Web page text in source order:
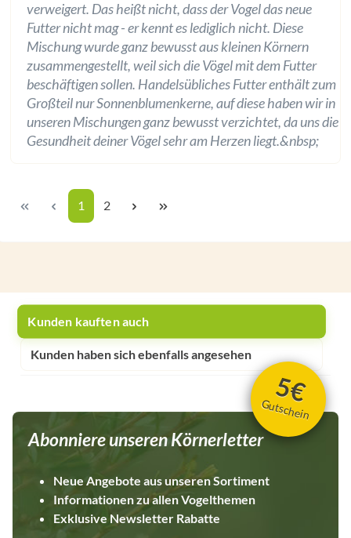
verweigert. Das heißt nicht, dass der Vogel das neue
Futter nicht mag - er kennt es lediglich nicht. Diese
Mischung wurde ganz bewusst aus kleinen Körnern
zusammengestellt, weil sich die Vögel mit dem Futter
beschäftigen sollen. Handelsübliches Futter enthält zum
Großteil nur Sonnenblumenkerne, auf diese haben wir in
unseren Mischungen ganz bewusst verzichtet, da uns die
Gesundheit deiner Vögel sehr am Herzen liegt.&nbsp;
Seite
1 Seite
2
Kunden kauften auch
Kunden haben sich ebenfalls angesehen
5€
Gutschein
Abonniere unseren Körnerletter
Neue Angebote aus unseren Sortiment
Informationen zu allen Vogelthemen
Exklusive Newsletter Rabatte